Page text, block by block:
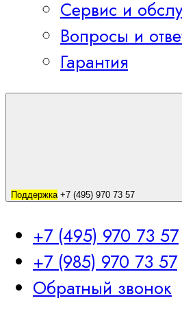
Сервис и
Вопросы и
Гарантия
Поддержка+7 (495) 970 73 57
+7 (495) 970 73 57
+7 (985) 970 73 57
Обратный звонок